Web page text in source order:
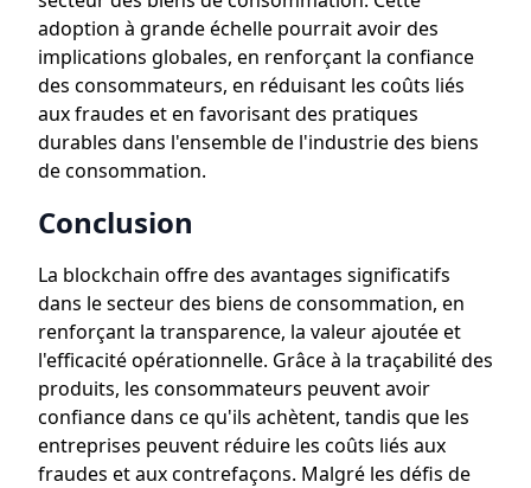
adoption à grande échelle pourrait avoir des
implications globales, en renforçant la confiance
des consommateurs, en réduisant les coûts liés
aux fraudes et en favorisant des pratiques
durables dans l'ensemble de l'industrie des biens
de consommation.
Conclusion
La blockchain offre des avantages significatifs
dans le secteur des biens de consommation, en
renforçant la transparence, la valeur ajoutée et
l'efficacité opérationnelle. Grâce à la traçabilité des
produits, les consommateurs peuvent avoir
confiance dans ce qu'ils achètent, tandis que les
entreprises peuvent réduire les coûts liés aux
fraudes et aux contrefaçons. Malgré les défis de